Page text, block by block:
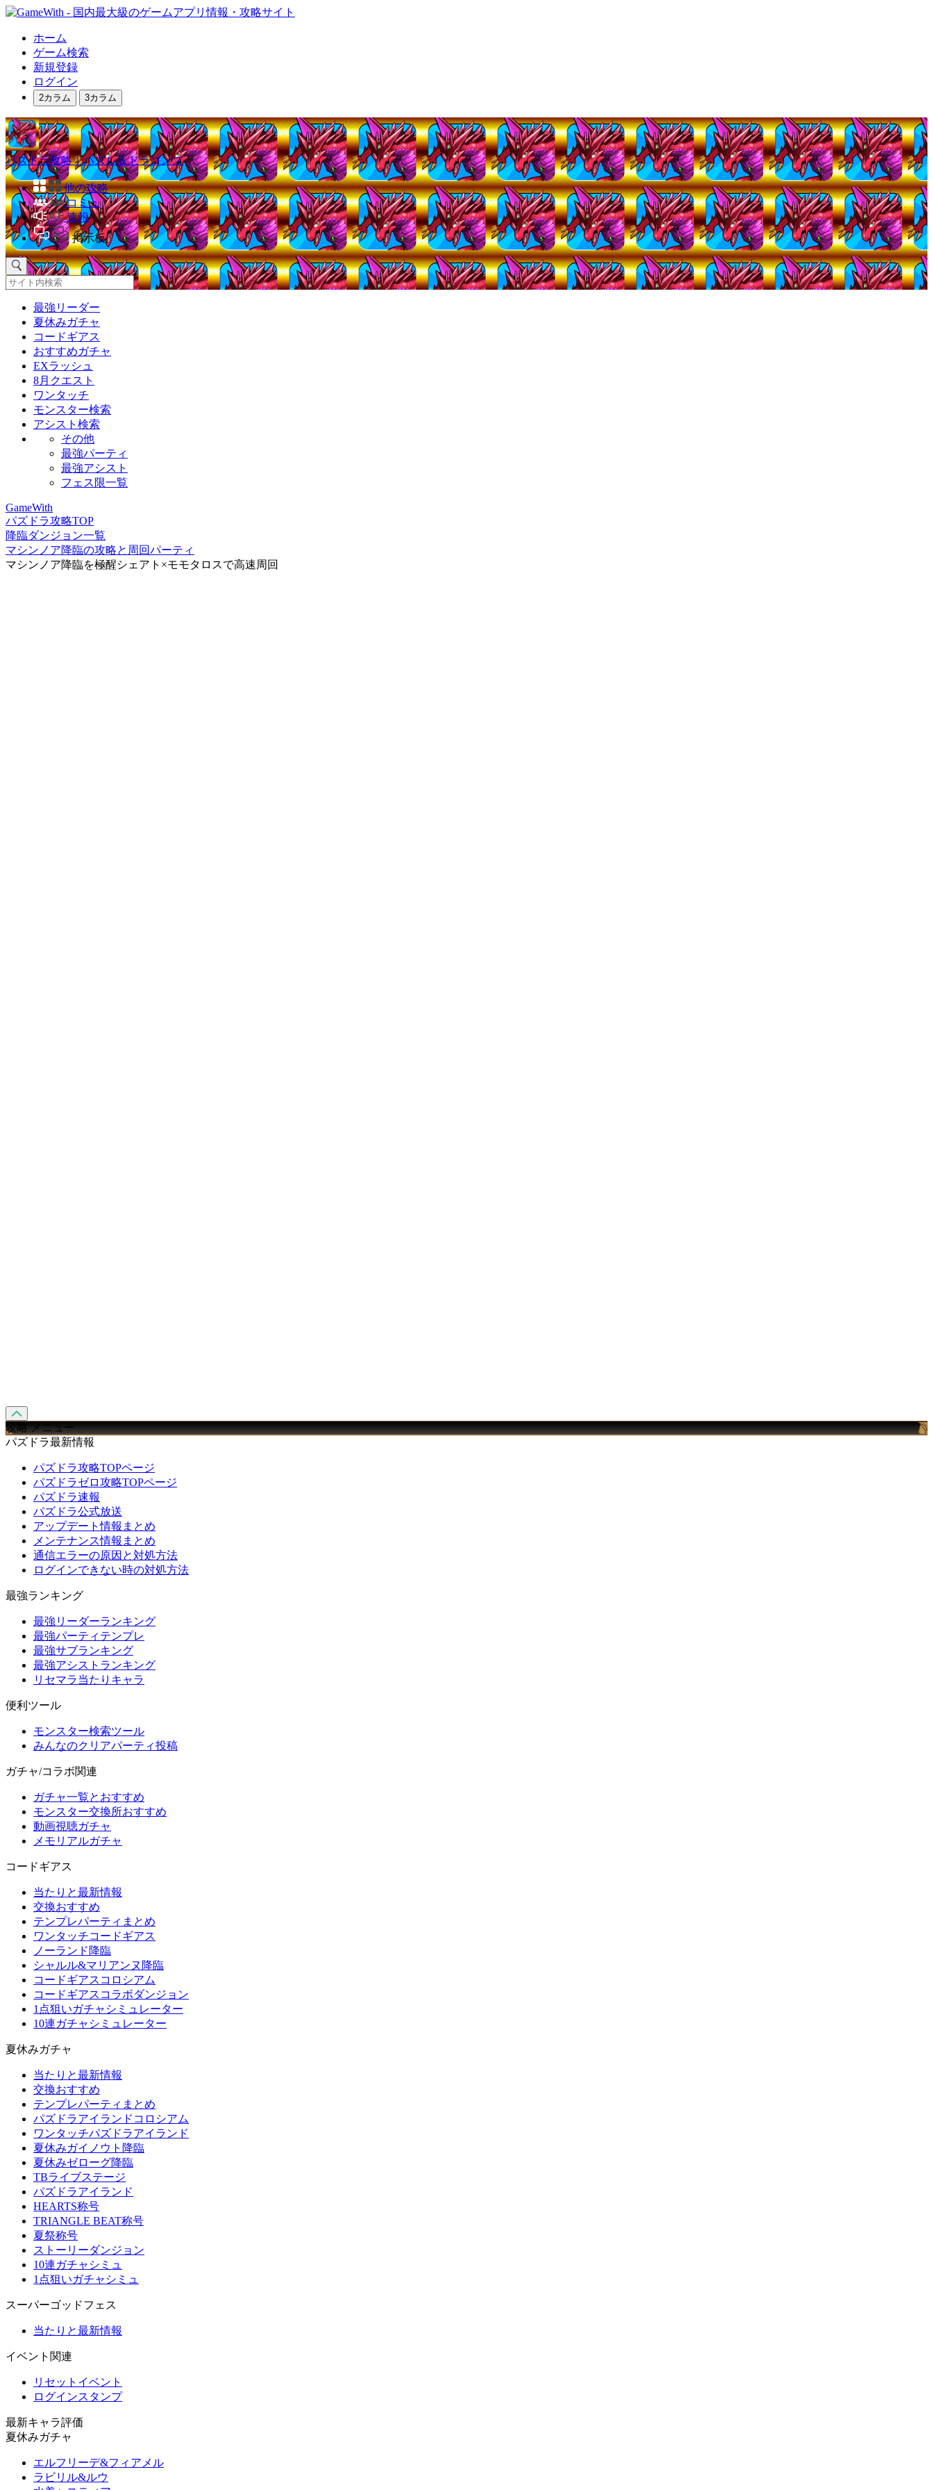
ホーム
ゲーム検索
新規登録
ログイン
2カラム 3カラム
パズドラ攻略｜パズル＆ドラゴンズ
他の攻略
コミュ
速報
掲示板
最強リーダー
夏休みガチャ
コードギアス
おすすめガチャ
EXラッシュ
8月クエスト
ワンタッチ
モンスター検索
アシスト検索
その他
最強パーティ
最強アシスト
フェス限一覧
GameWith
パズドラ攻略TOP
降臨ダンジョン一覧
マシンノア降臨の攻略と周回パーティ
マシンノア降臨を極醒シェアト×モモタロスで高速周回
攻略 メニュー
パズドラ最新情報
パズドラ攻略TOPページ
パズドラゼロ攻略TOPページ
パズドラ速報
パズドラ公式放送
アップデート情報まとめ
メンテナンス情報まとめ
通信エラーの原因と対処方法
ログインできない時の対処方法
最強ランキング
最強リーダーランキング
最強パーティテンプレ
最強サブランキング
最強アシストランキング
リセマラ当たりキャラ
便利ツール
モンスター検索ツール
みんなのクリアパーティ投稿
ガチャ/コラボ関連
ガチャ一覧とおすすめ
モンスター交換所おすすめ
動画視聴ガチャ
メモリアルガチャ
コードギアス
当たりと最新情報
交換おすすめ
テンプレパーティまとめ
ワンタッチコードギアス
ノーランド降臨
シャルル&マリアンヌ降臨
コードギアスコロシアム
コードギアスコラボダンジョン
1点狙いガチャシミュレーター
10連ガチャシミュレーター
夏休みガチャ
当たりと最新情報
交換おすすめ
テンプレパーティまとめ
パズドラアイランドコロシアム
ワンタッチパズドラアイランド
夏休みガイノウト降臨
夏休みゼローグ降臨
TBライブステージ
パズドラアイランド
HEARTS称号
TRIANGLE BEAT称号
夏祭称号
ストーリーダンジョン
10連ガチャシミュ
1点狙いガチャシミュ
スーパーゴッドフェス
当たりと最新情報
イベント関連
リセットイベント
ログインスタンプ
最新キャラ評価
夏休みガチャ
エルフリーデ&フィアメル
ラビリル&ルウ